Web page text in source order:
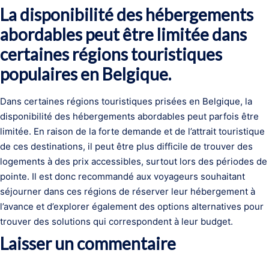
La disponibilité des hébergements
abordables peut être limitée dans
certaines régions touristiques
populaires en Belgique.
Dans certaines régions touristiques prisées en Belgique, la
disponibilité des hébergements abordables peut parfois être
limitée. En raison de la forte demande et de l’attrait touristique
de ces destinations, il peut être plus difficile de trouver des
logements à des prix accessibles, surtout lors des périodes de
pointe. Il est donc recommandé aux voyageurs souhaitant
séjourner dans ces régions de réserver leur hébergement à
l’avance et d’explorer également des options alternatives pour
trouver des solutions qui correspondent à leur budget.
Laisser un commentaire